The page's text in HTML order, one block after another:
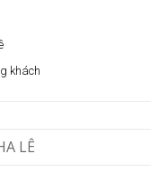
khách
LÊ